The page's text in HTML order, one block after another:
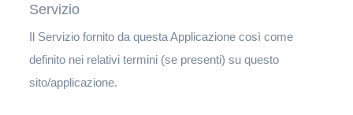
Servizio
Il Servizio fornito da questa Applicazione così come
definito nei relativi termini (se presenti) su questo
sito/applicazione.